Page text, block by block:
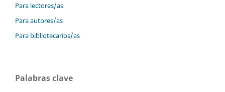
Para lectores/as
Para autores/as
Para bibliotecarios/as
Palabras clave